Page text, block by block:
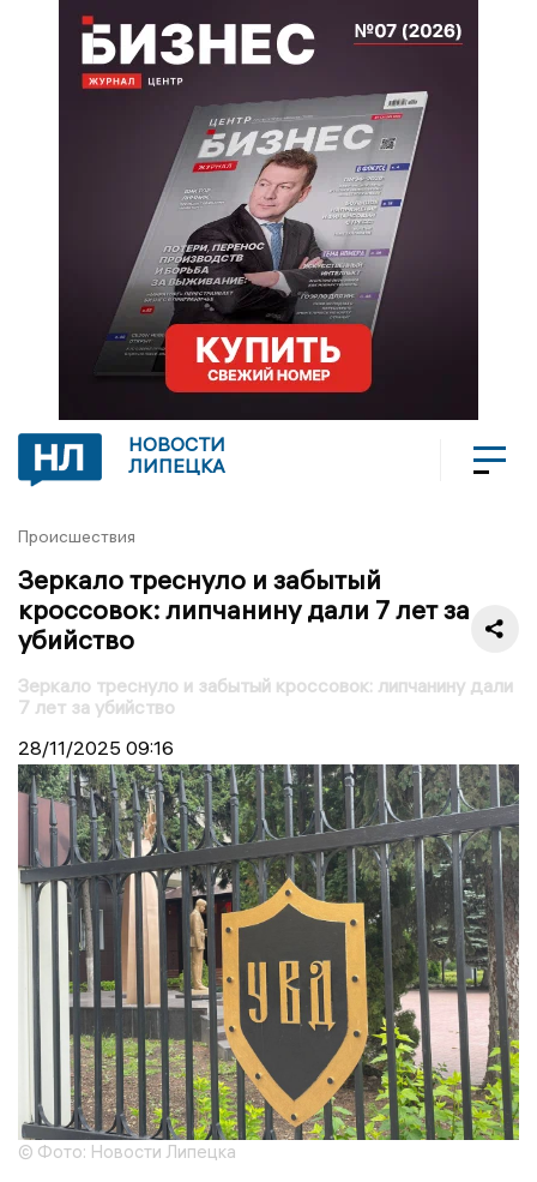
НОВОСТИ
ЛИПЕЦКА
Происшествия
Зеркало треснуло и забытый
кроссовок: липчанину дали 7 лет за
убийство
Зеркало треснуло и забытый кроссовок: липчанину дали
7 лет за убийство
28/11/2025 09:16
© Фото: Новости Липецка